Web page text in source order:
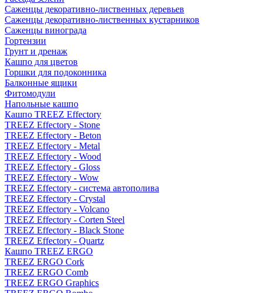
Саженцы декоративно-лиственных деревьев
Саженцы декоративно-лиственных кустарников
Саженцы винограда
Гортензии
Грунт и дренаж
Кашпо для цветов
Горшки для подоконника
Балконные ящики
Фитомодули
Напольные кашпо
Кашпо TREEZ Effectory
TREEZ Effectory - Stone
TREEZ Effectory - Beton
TREEZ Effectory - Metal
TREEZ Effectory - Wood
TREEZ Effectory - Gloss
TREEZ Effectory - Wow
TREEZ Effectory - система автополива
TREEZ Effectory - Crystal
TREEZ Effectory - Volcano
TREEZ Effectory - Corten Steel
TREEZ Effectory - Black Stone
TREEZ Effectory - Quartz
Кашпо TREEZ ERGO
TREEZ ERGO Cork
TREEZ ERGO Comb
TREEZ ERGO Graphics